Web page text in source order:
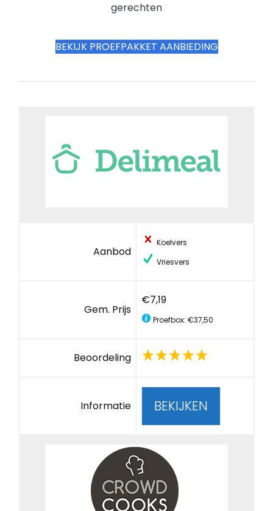
gerechten
BEKIJK PROEFPAKKET AANBIEDING
Aanbod
Koelvers
Vriesvers
Gem. Prijs
€7,19
Proefbox: €37,50
Beoordeling
Informatie BEKIJKEN